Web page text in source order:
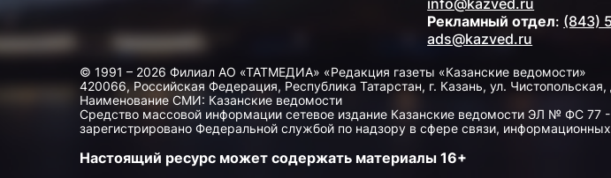
info@kazved.ru
Рекламный отдел: (843)
ads@kazved.ru
© 1991 – 2026 Филиал АО «ТАТМЕДИА» «Редакция газеты «Казанские ведомости»
420066, Российская Федерация, Республика Татарстан, г. Казань, ул. Чистопольская,
Наименование СМИ: Казанские ведомости
Средство массовой информации сетевое издание Казанские ведомости ЭЛ № ФС 77 -
зарегистрировано Федеральной службой по надзору в сфере связи,
Настоящий ресурс может содержать материалы 16+